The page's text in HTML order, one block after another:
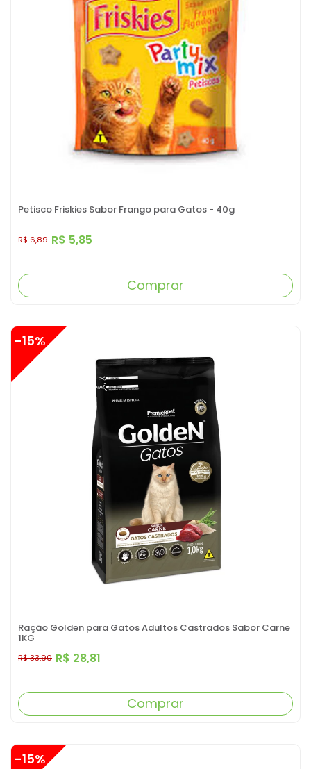
Petisco Friskies Sabor Frango para Gatos - 40g
R$ 5,85
R$ 6,89
Comprar
Ração Golden para Gatos Adultos Castrados Sabor Carne
1KG
R$ 28,81
R$ 33,90
-15%
Comprar
-15%